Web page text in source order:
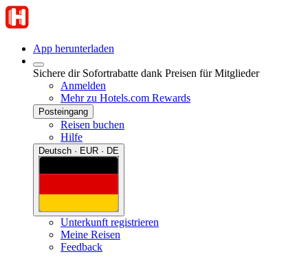
App herunterladen
Sichere dir Sofortrabatte dank Preisen für Mitglieder
Anmelden
Mehr zu Hotels.com Rewards
Posteingang
Reisen buchen
Hilfe
Deutsch · EUR · DE
Unterkunft registrieren
Meine Reisen
Feedback